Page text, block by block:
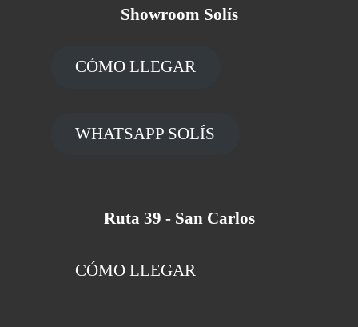
Showroom Solís
CÓMO LLEGAR
WHATSAPP SOLÍS
Ruta 39 - San Carlos
CÓMO LLEGAR